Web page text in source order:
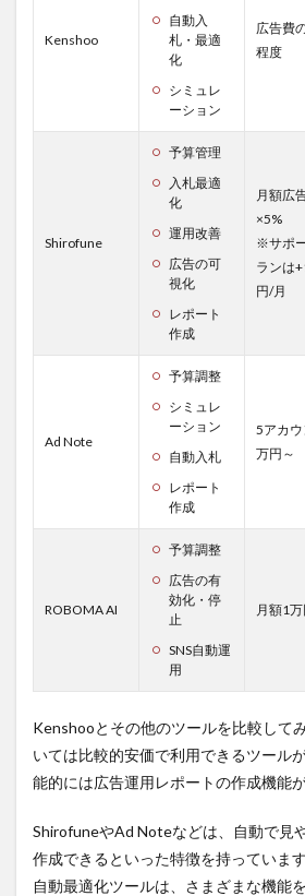
URL
5.1
Kenshoo
自動入
札・最適
化
シミュレ
ーション
広告費
程度
Shirofune
予算管理
入札最適
化
運用改善
広告の可
視化
レポート
作成
月額広
×5%
※サポ
ランは
円/月
Ad Note
予算調整
シミュレ
ーション
自動入札
レポート
作成
5アカウ
万円～
ROBOMA AI
予算調整
広告の有
効化・停
止
SNS自動運
用
月額1万
Kenshooとその他のツールを比較して
いては比較的安価で利用できるツール
能的には広告運用レポートの作成機能
ShirofuneやAd Noteなどは、自動で見
作成できるといった特徴を持っていま
自動最適化ツールは、さまざまな機能